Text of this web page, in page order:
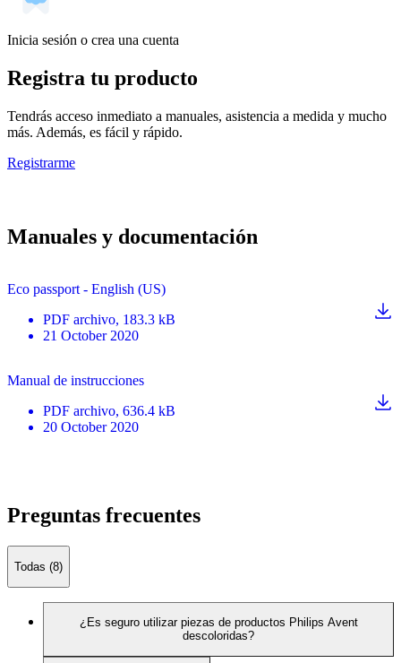
Inicia sesión o crea una cuenta
Registra tu producto
Tendrás acceso inmediato a manuales, asistencia a medida y mucho
más. Además, es fácil y rápido.
Registrarme
Manuales y documentación
Eco passport - English (US)
PDF archivo, 183.3 kB
21 October 2020
Manual de instrucciones
PDF archivo, 636.4 kB
20 October 2020
Preguntas frecuentes
Todas (8)
¿Es seguro utilizar piezas de productos Philips Avent
descoloridas?